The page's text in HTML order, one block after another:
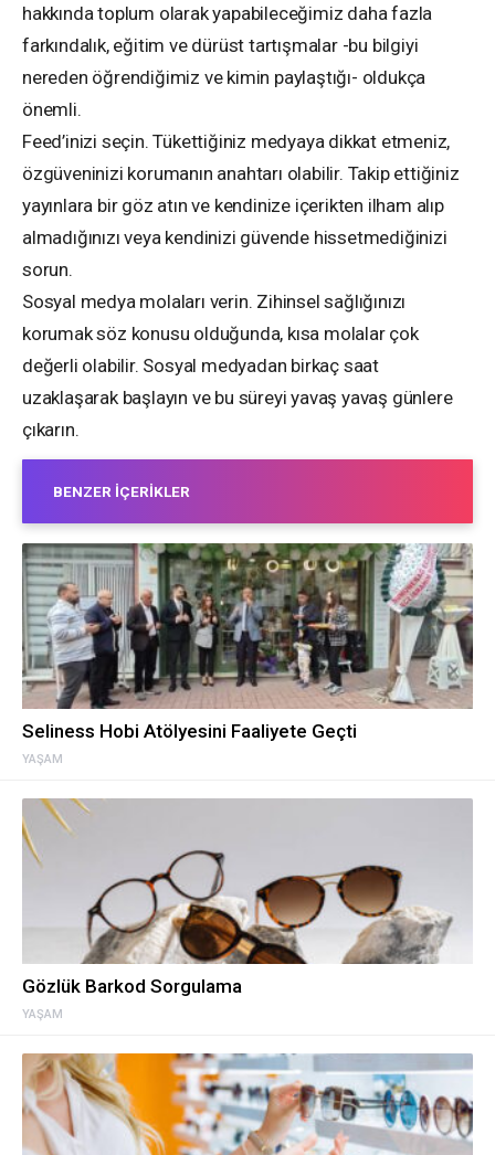
hakkında toplum olarak yapabileceğimiz daha fazla
farkındalık, eğitim ve dürüst tartışmalar -bu bilgiyi
nereden öğrendiğimiz ve kimin paylaştığı- oldukça
önemli.
Feed’inizi seçin. Tükettiğiniz medyaya dikkat etmeniz,
özgüveninizi korumanın anahtarı olabilir. Takip ettiğiniz
yayınlara bir göz atın ve kendinize içerikten ilham alıp
almadığınızı veya kendinizi güvende hissetmediğinizi
sorun.
Sosyal medya molaları verin. Zihinsel sağlığınızı
korumak söz konusu olduğunda, kısa molalar çok
değerli olabilir. Sosyal medyadan birkaç saat
uzaklaşarak başlayın ve bu süreyi yavaş yavaş günlere
çıkarın.
BENZER İÇERIKLER
YAŞAM
Seliness Hobi Atölyesini Faaliyete Geçti
YAŞAM
Gözlük Barkod Sorgulama